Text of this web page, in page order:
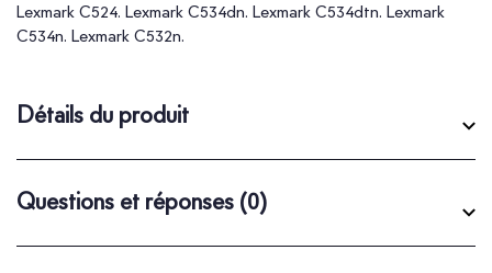
Lexmark C524. Lexmark C534dn. Lexmark C534dtn. Lexmark
C534n. Lexmark C532n.
Détails du produit
Questions et réponses (0)